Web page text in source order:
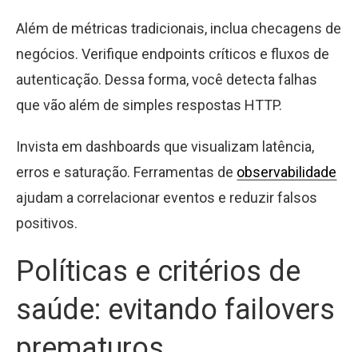
Além de métricas tradicionais, inclua checagens de
negócios. Verifique endpoints críticos e fluxos de
autenticação. Dessa forma, você detecta falhas
que vão além de simples respostas HTTP.
Invista em dashboards que visualizam latência,
erros e saturação. Ferramentas de observabilidade
ajudam a correlacionar eventos e reduzir falsos
positivos.
Políticas e critérios de
saúde: evitando failovers